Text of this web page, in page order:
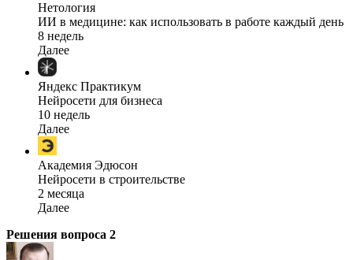
Нетология
ИИ в медицине: как использовать в работе каждый день
8 недель
Далее
Яндекс Практикум
Нейросети для бизнеса
10 недель
Далее
Академия Эдюсон
Нейросети в строительстве
2 месяца
Далее
Решения вопроса 2